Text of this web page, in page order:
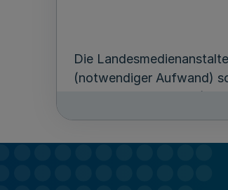
Die
(notwendiger Aufwand)